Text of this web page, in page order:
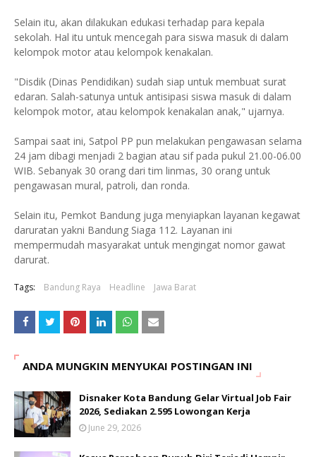
Selain itu, akan dilakukan edukasi terhadap para kepala
sekolah. Hal itu untuk mencegah para siswa masuk di dalam
kelompok motor atau kelompok kenakalan.
"Disdik (Dinas Pendidikan) sudah siap untuk membuat surat
edaran. Salah-satunya untuk antisipasi siswa masuk di dalam
kelompok motor, atau kelompok kenakalan anak," ujarnya.
Sampai saat ini, Satpol PP pun melakukan pengawasan selama
24 jam dibagi menjadi 2 bagian atau sif pada pukul 21.00-06.00
WIB. Sebanyak 30 orang dari tim linmas, 30 orang untuk
pengawasan mural, patroli, dan ronda.
Selain itu, Pemkot Bandung juga menyiapkan layanan kegawat
daruratan yakni Bandung Siaga 112. Layanan ini
mempermudah masyarakat untuk mengingat nomor gawat
darurat.
Tags: Bandung Raya Headline Jawa Barat
ANDA MUNGKIN MENYUKAI POSTINGAN INI
Disnaker Kota Bandung Gelar Virtual Job Fair
2026, Sediakan 2.595 Lowongan Kerja
June 29, 2026